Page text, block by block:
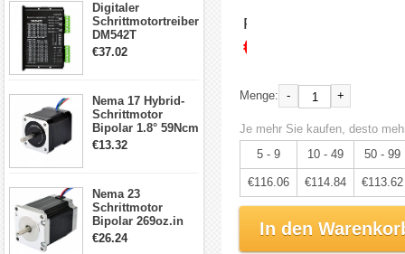
Digitaler
Schrittmotortreiber
DM542T
Schrittmotor
Schrittmotor
€37.02
Nema 17 Hybrid-
Schrittmotor
Bipolar 1.8° 59Ncm
2A 4 Drähte mit 1m
€13.32
Nema 23
Schrittmotor
Bipolar 269oz.in
2,8A 57x57x76mm
€26.24
Preis:
€122.17
Menge: - +
Je mehr Sie kaufen, desto
5 - 9
10 - 49 50 - 99
€116.06 €114.84 €113.62
In den